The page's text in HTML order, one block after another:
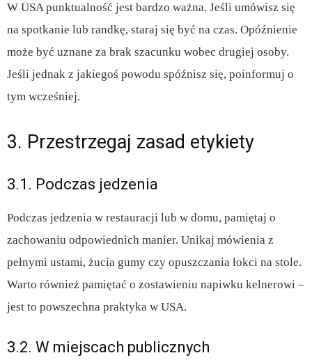
W USA punktualność jest bardzo ważna. Jeśli umówisz się
na spotkanie lub randkę, staraj się być na czas. Opóźnienie
może być uznane za brak szacunku wobec drugiej osoby.
Jeśli jednak z jakiegoś powodu spóźnisz się, poinformuj o
tym wcześniej.
3. Przestrzegaj zasad etykiety
3.1. Podczas jedzenia
Podczas jedzenia w restauracji lub w domu, pamiętaj o
zachowaniu odpowiednich manier. Unikaj mówienia z
pełnymi ustami, żucia gumy czy opuszczania łokci na stole.
Warto również pamiętać o zostawieniu napiwku kelnerowi –
jest to powszechna praktyka w USA.
3.2. W miejscach publicznych